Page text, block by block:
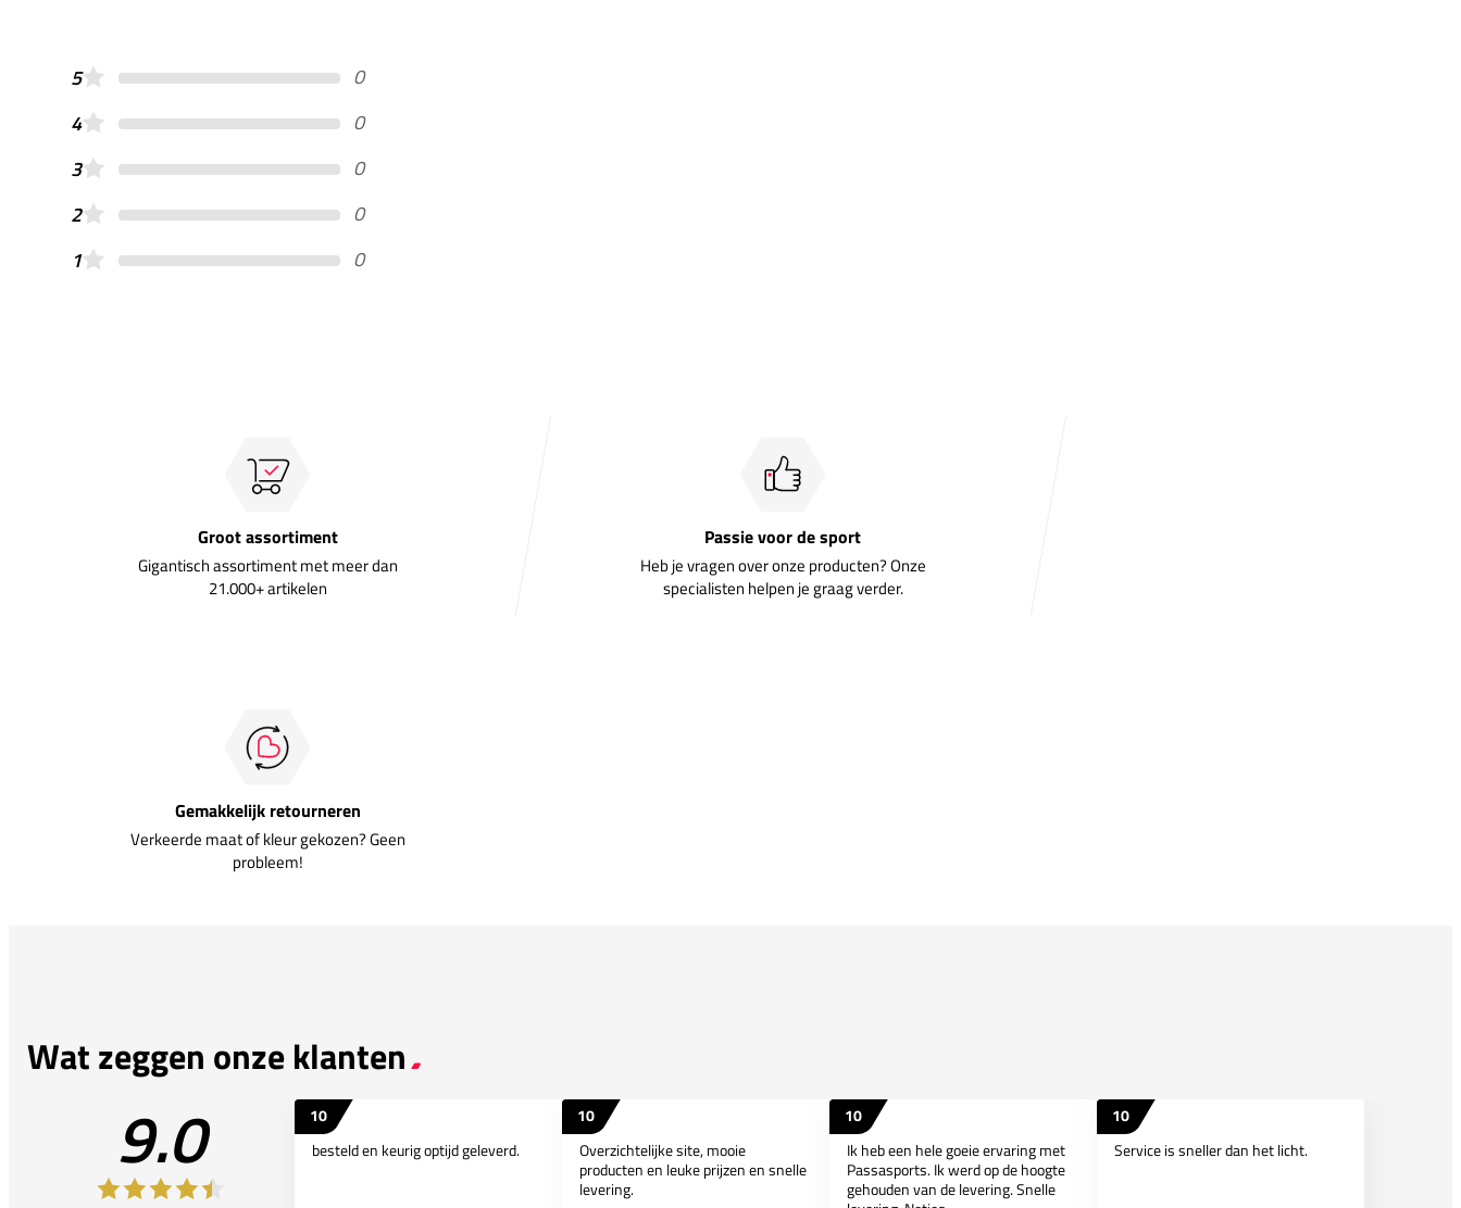
5
0
4
0
3
0
2
0
1
0
Groot assortiment
Gigantisch assortiment met meer dan
21.000+ artikelen
Passie voor de sport
Heb je vragen over onze producten? Onze
specialisten helpen je graag verder.
Gemakkelijk retourneren
Verkeerde maat of kleur gekozen? Geen
probleem!
Wat zeggen onze klanten
9.0
10
besteld en keurig optijd geleverd.
10
Overzichtelijke site, mooie
producten en leuke prijzen en snelle
levering.
10
Ik heb een hele goeie ervaring met
Passasports. Ik werd op de hoogte
gehouden van de levering. Snelle
10
Service is sneller dan het licht.